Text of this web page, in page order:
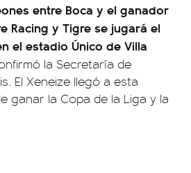
entre Boca y el ganador
Racing y Tigre se jugará el
el estadio Único de Villa
la Secretaría de
El Xeneize llegó a esta
ganar la Copa de la Liga y la